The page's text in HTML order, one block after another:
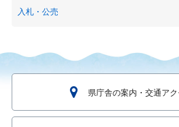
入札・公売
県庁舎の案内・交通アク